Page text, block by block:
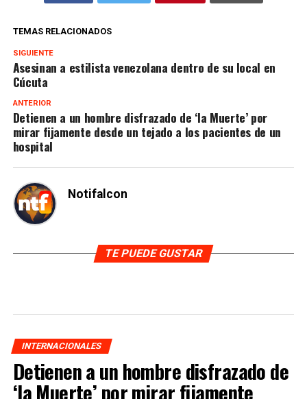
TEMAS RELACIONADOS
SIGUIENTE
Asesinan a estilista venezolana dentro de su local en
Cúcuta
ANTERIOR
Detienen a un hombre disfrazado de ‘la Muerte’ por
mirar fijamente desde un tejado a los pacientes de un
hospital
Notifalcon
TE PUEDE GUSTAR
INTERNACIONALES
Detienen a un hombre disfrazado de
‘la Muerte’ por mirar fijamente